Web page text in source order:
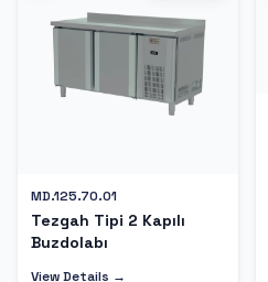
MD.125.70.01
Tezgah Tipi 2 Kapılı
Buzdolabı
View Details →